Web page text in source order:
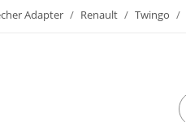
Adapter Renault Twingo